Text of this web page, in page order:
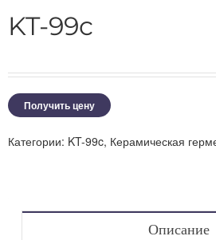
KT-99c
Получить цену
Категории: KT-99c, Керамическая
Описание